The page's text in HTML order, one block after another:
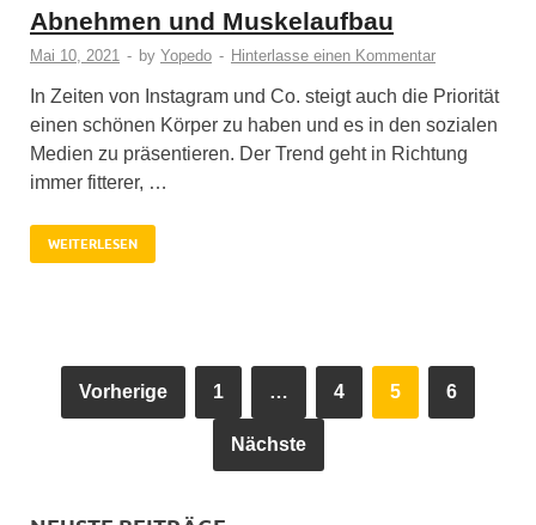
Abnehmen und Muskelaufbau
Mai 10, 2021 - by Yopedo - Hinterlasse einen Kommentar
In Zeiten von Instagram und Co. steigt auch die Priorität
einen schönen Körper zu haben und es in den sozialen
Medien zu präsentieren. Der Trend geht in Richtung
immer fitterer, …
WEITERLESEN
Vorherige 1 … 4 5 6
Nächste